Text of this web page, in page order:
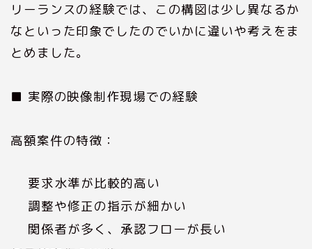
リーランスの経験では、この構図は少し異なるか
なといった印象でしたのでいかに違いや考えをま
とめました。
■ 実際の映像制作現場での経験
高額案件の特徴：
要求水準が比較的高い
調整や修正の指示が細かい
関係者が多く、承認フローが長い